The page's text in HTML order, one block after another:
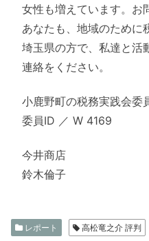
女性も増えています。お
あなたも、地域のために
埼玉県の方で、私達と活
連絡をください。
小鹿野町の税務実践会委
委員ID ／ W 4169
今井商店
鈴木倫子
レポート 高松竜之介 評判